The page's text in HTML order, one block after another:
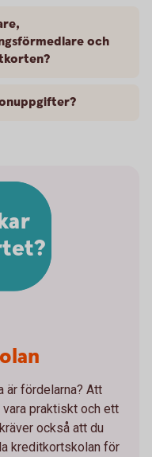
och
är fördelarna? Att
praktiskt och ett
också att du
kreditkortskolan för